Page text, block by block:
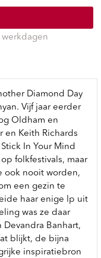
werkdagen
Diamond Day
Vijf jaar eerder
Oldham en
en Keith Richards
In Your Mind
folkfestivals, maar
ook nooit worden,
een gezin te
haar enige lp uit
was ze daar
Devandra Banhart,
blijkt, de bijna
inspiratiebron